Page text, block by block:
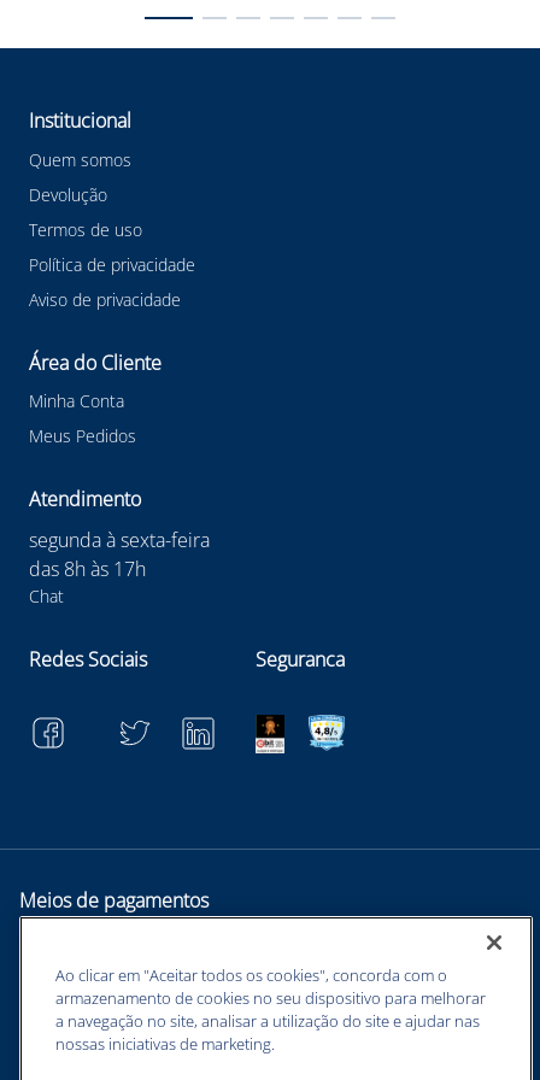
Institucional
Quem somos
Devolução
Termos de uso
Política de privacidade
Aviso de privacidade
Área do Cliente
Minha Conta
Meus Pedidos
Atendimento
segunda à sexta-feira
das 8h às 17h
Chat
Redes Sociais Seguranca
Meios de pagamentos
Ao clicar em "Aceitar todos os cookies", concorda com o
armazenamento de cookies no seu dispositivo para melhorar
a navegação no site, analisar a utilização do site e ajudar nas
nossas iniciativas de marketing.